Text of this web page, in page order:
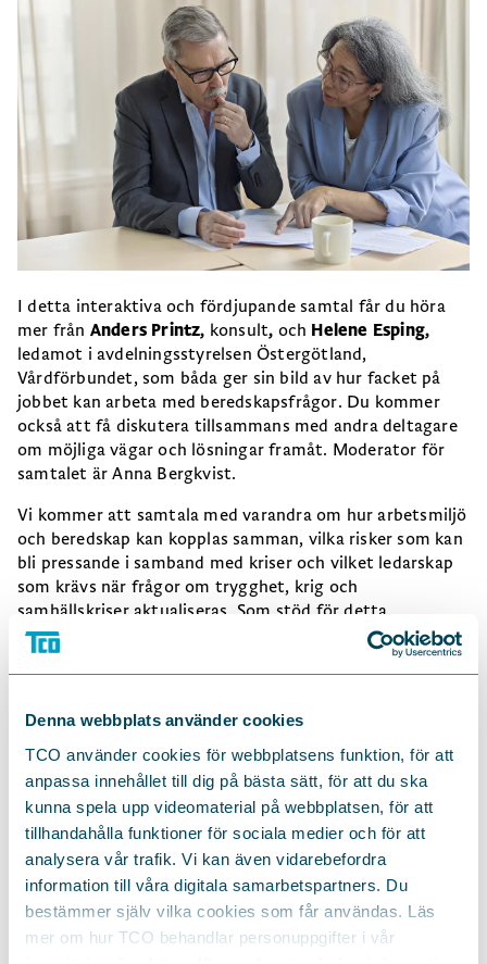
Denna webbplats använder cookies
TCO använder cookies för webbplatsens funktion, för att
anpassa innehållet till dig på bästa sätt, för att du ska
kunna spela upp videomaterial på webbplatsen, för att
tillhandahålla funktioner för sociala medier och för att
analysera vår trafik. Vi kan även vidarebefordra
information till våra digitala samarbetspartners. Du
bestämmer själv vilka cookies som får användas. Läs
mer om hur TCO behandlar personuppgifter i vår
I detta interaktiva och fördjupande samtal får du höra
mer från Anders Printz, konsult, och Helene Esping,
ledamot i avdelningsstyrelsen Östergötland,
Vårdförbundet, som båda ger sin bild av hur facket på
jobbet kan arbeta med beredskapsfrågor. Du kommer
också att få diskutera tillsammans med andra deltagare
om möjliga vägar och lösningar framåt. Moderator för
samtalet är Anna Bergkvist.
Vi kommer att samtala med varandra om hur arbetsmiljö
och beredskap kan kopplas samman, vilka risker som kan
bli pressande i samband med kriser och vilket ledarskap
som krävs när frågor om trygghet, krig och
samhällskriser aktualiseras. Som stöd för detta
fördjupande samtal använder vi oss av
broschyren
Beredskap på arbetsplatsen - en facklig fråga
, framtaget
av LO, TCO och Saco, som fokuserar på hur dialogen med
Detta är en fortsättning på det tidigare digitala
kunskapssamtaletBeredskap - en facklig fråga på
arbetplatsen?
som Fackliga akademin anordnade i våras.
Som förberedelse vill vi att du lyssnarpå det tidigare
samtalet samt funderar kring följande frågor:
Hur gör vi beredskapsplaneringen till en naturlig del
av arbetsmiljöarbetet?
Vilka risker blir särskilt påtagliga i samband med